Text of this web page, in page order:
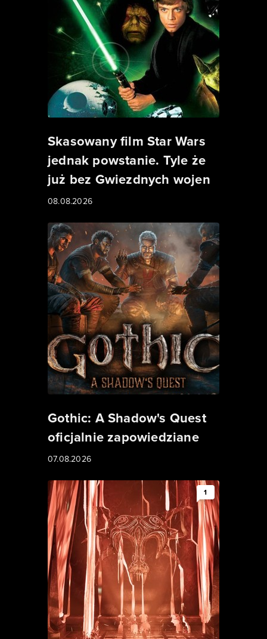
Skasowany film Star Wars
jednak powstanie. Tyle że
już bez Gwiezdnych wojen
08.08.2026
Gothic: A Shadow's Quest
oficjalnie zapowiedziane
07.08.2026
1